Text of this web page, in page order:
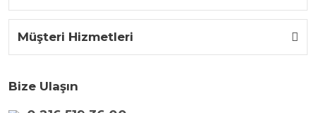
Müşteri Hizmetleri
Bize Ulaşın